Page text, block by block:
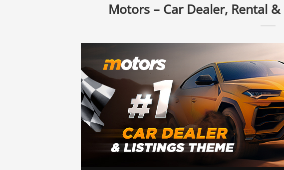
Motors – Car Dealer, Rental